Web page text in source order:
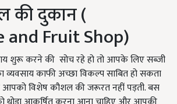
की दुकान (
and Fruit Shop)
शुरू करने की सोच रहे हो तो आपके लिए सब्जी
काफी अच्छा विकल्प साबित हो सकता
आपको विशेष कौशल की जरूरत नहीं पड़ती. बस